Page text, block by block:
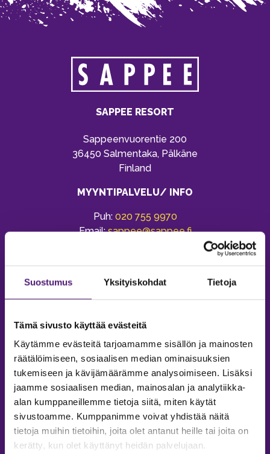
Suostumus Yksityiskohdat Tietoja
Tämä sivusto käyttää evästeitä
Käytämme evästeitä tarjoamamme sisällön ja mainosten
räätälöimiseen, sosiaalisen median ominaisuuksien
tukemiseen ja kävijämäärämme analysoimiseen. Lisäksi
jaamme sosiaalisen median, mainosalan ja analytiikka-
alan kumppaneillemme tietoja siitä, miten käytät
sivustoamme. Kumppanimme voivat yhdistää näitä
tietoja muihin tietoihin, joita olet antanut heille tai joita on
kerätty, kun olet käyttänyt heidän palvelujaan.
SAPPEE RESORT
Sappeenvuorentie 200
36450 Salmentaka, Pälkäne
Finland
MYYNTIPALVELU/ INFO
Puh: 020 755 9970
Email:sappee@sappee.fi
MAJOITUS